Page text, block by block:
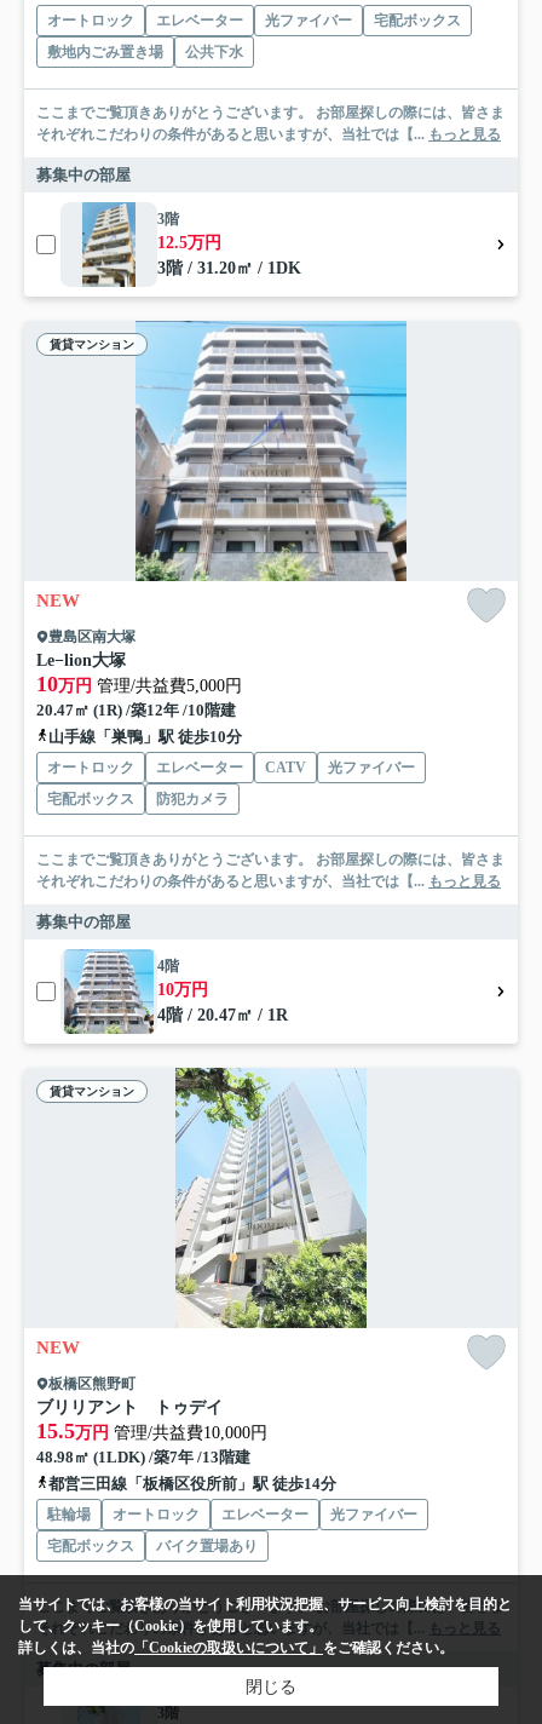
オートロック エレベーター 光ファイバー
宅配ボックス
敷地内ごみ置き場
公共下水
ここまでご覧頂きありがとうございます。 お部屋探しの際には、皆さま
それぞれこだわりの条件があると思いますが、当社では【... もっと見る
募集中の部屋
3階
12.5万円
3階 / 31.20㎡ / 1DK
賃貸マンション
NEW
豊島区南大塚
Le−lion大塚
10万円 管理/共益費5,000円
20.47㎡ (1R) /築12年 /10階建
山手線「巣鴨」駅 徒歩10分
オートロック エレベーター CATV
光ファイバー
宅配ボックス
防犯カメラ
ここまでご覧頂きありがとうございます。 お部屋探しの際には、皆さま
それぞれこだわりの条件があると思いますが、当社では【... もっと見る
募集中の部屋
4階
10万円
4階 / 20.47㎡ / 1R
賃貸マンション
NEW
板橋区熊野町
ブリリアント トゥデイ
15.5万円 管理/共益費10,000円
48.98㎡ (1LDK) /築7年 /13階建
都営三田線「板橋区役所前」駅 徒歩14分
駐輪場 オートロック エレベーター
光ファイバー
宅配ボックス
バイク置場あり
ここまでご覧頂きありがとうございます。 お部屋探しの際には、皆さま
それぞれこだわりの条件があると思いますが、当社では【... もっと見る
募集中の部屋
3階
当サイトでは、お客様の当サイト利用状況把握、サービス向上検討を目的と
して、クッキー（Cookie）を使用しています。
詳しくは、当社の 「Cookieの取扱いについて」 をご確認ください。
閉じる